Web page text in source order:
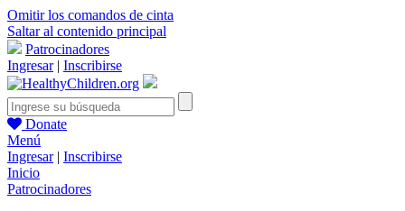
Omitir los comandos de cinta
Saltar al contenido principal
Patrocinadores
Ingresar| Inscribirse
Donate
Menú
Ingresar| Inscribirse
Inicio
Patrocinadores